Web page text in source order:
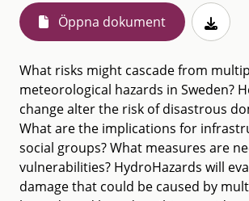
Öppna dokument
What risks might cascade from
meteorological hazards in Sweden?
change alter the risk of disastrous
What are the implications for
social groups? What measures are
vulnerabilities? HydroHazards will
damage that could be caused by